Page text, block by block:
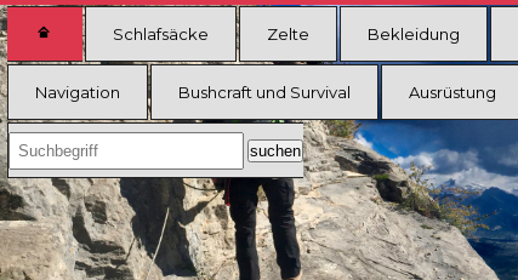
Schlafsäcke Zelte Bekleidung
Navigation Bushcraft und Survival Ausrüstung